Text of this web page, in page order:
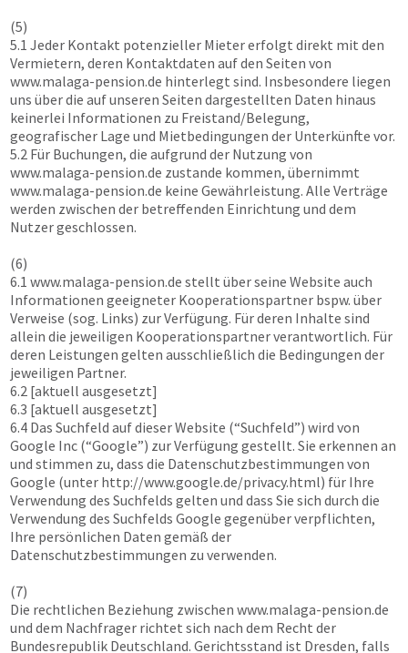
(5)
5.1 Jeder Kontakt potenzieller Mieter erfolgt direkt mit den
Vermietern, deren Kontaktdaten auf den Seiten von
www.malaga-pension.de hinterlegt sind. Insbesondere liegen
uns über die auf unseren Seiten dargestellten Daten hinaus
keinerlei Informationen zu Freistand/Belegung,
geografischer Lage und Mietbedingungen der Unterkünfte vor.
5.2 Für Buchungen, die aufgrund der Nutzung von
www.malaga-pension.de zustande kommen, übernimmt
www.malaga-pension.de keine Gewährleistung. Alle Verträge
werden zwischen der betreffenden Einrichtung und dem
Nutzer geschlossen.
(6)
6.1 www.malaga-pension.de stellt über seine Website auch
Informationen geeigneter Kooperationspartner bspw. über
Verweise (sog. Links) zur Verfügung. Für deren Inhalte sind
allein die jeweiligen Kooperationspartner verantwortlich. Für
deren Leistungen gelten ausschließlich die Bedingungen der
jeweiligen Partner.
6.2 [aktuell ausgesetzt]
6.3 [aktuell ausgesetzt]
6.4 Das Suchfeld auf dieser Website (“Suchfeld”) wird von
Google Inc (“Google”) zur Verfügung gestellt. Sie erkennen an
und stimmen zu, dass die Datenschutzbestimmungen von
Google (unter http://www.google.de/privacy.html) für Ihre
Verwendung des Suchfelds gelten und dass Sie sich durch die
Verwendung des Suchfelds Google gegenüber verpflichten,
Ihre persönlichen Daten gemäß der
Datenschutzbestimmungen zu verwenden.
(7)
Die rechtlichen Beziehung zwischen www.malaga-pension.de
und dem Nachfrager richtet sich nach dem Recht der
Bundesrepublik Deutschland. Gerichtsstand ist Dresden, falls